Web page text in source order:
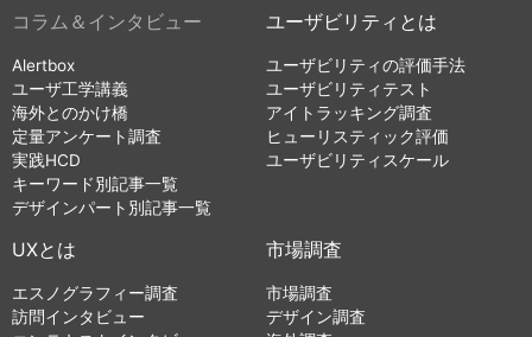
コラム＆インタビュー
Alertbox
ユーザ工学講義
海外とのかけ橋
定量アンケート調査
実践HCD
キーワード別記事一覧
デザインパート別記事一覧
ユーザビリティとは
ユーザビリティの評価手法
ユーザビリティテスト
アイトラッキング調査
ヒューリスティック評価
ユーザビリティスケール
UXとは
エスノグラフィー調査
訪問インタビュー
市場調査
市場調査
デザイン調査